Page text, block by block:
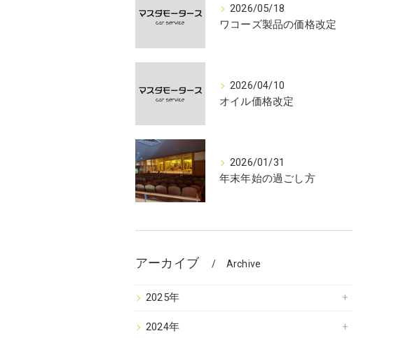
2026/05/18
ワコーズ製品の価格改定
2026/04/10
オイル価格改定
2026/01/31
年末年始の過ごし方
アーカイブ Archive
2025年
2024年